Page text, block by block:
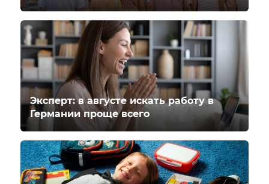
Эксперт: в августе искать работу в
Германии проще всего